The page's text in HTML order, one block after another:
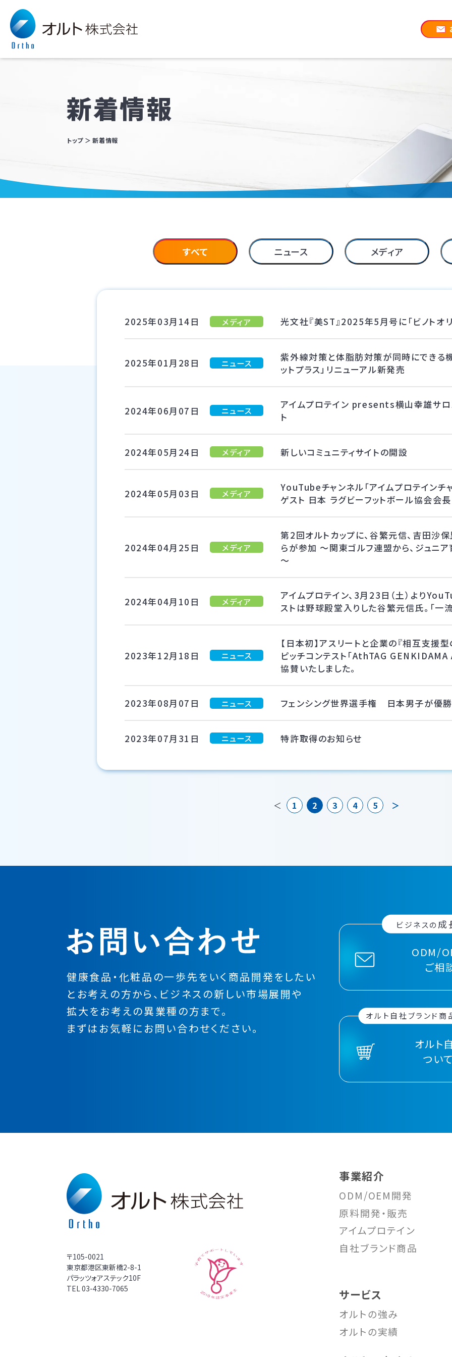
新着情報
トップ 新着情報
すべて ニュース メディア
2025年03月14日 メディア 光文社『美ST』2025年5月号に「ビノトオ
2025年01月28日 ニュース
紫外線対策と体脂肪対策が同時にできる
ットプラス」リニューアル新発売
2024年06月07日 ニュース
アイムプロテイン presents横山幸雄サロ
ト
2024年05月24日 メディア 新しいコミュニティサイトの開設
2024年05月03日 メディア
YouTubeチャンネル「アイムプロテインチ
ゲスト 日本 ラグビーフットボール協会会
2024年04月25日 メディア
第2回オルトカップに、谷繁元信、吉田沙
らが参加 ～関東ゴルフ連盟から、ジュニ
～
2024年04月10日 メディア
アイムプロテイン、3月23日（土）より
ストは野球殿堂入りした谷繁元信氏。「一
2023年12月18日 ニュース
【日本初】アスリートと企業の『相互支援
ピッチコンテスト「AthTAG
協賛いたしました。
2023年08月07日 ニュース フェンシング世界選手権 日本男子が優勝
2023年07月31日 ニュース 特許取得のお知らせ
＜ 1 2 3 4 5 ＞
健康食品・化粧品の一歩先をいく 商品開発をしたい
とお考えの方から、 ビジネスの新しい市場展開や
拡大をお考えの異業種の方まで。
まずはお気軽にお問い合わせください。
ビジネスの成
ODM/
ご相
オルト自社ブランド商
オルト
つい
〒105-0021
東京都港区東新橋2-8-1
パラッツォアステック10F
TEL03-4330-7065
事業紹介
ODM/OEM開発
原料開発・販売
アイムプロテイン
自社ブランド商品
サービス
オルトの強み
オルトの実績